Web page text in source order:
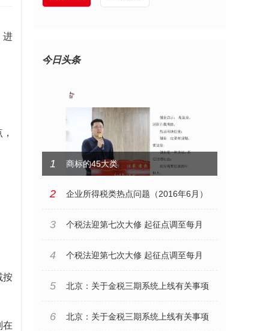
进
按
在
今日头条
1 商标的45大类
2 企业所得税类热点问题（2016年6月）
3 个税法迎第七次大修 起征点调至每月
4 个税法迎第七次大修 起征点调至每月
5 北京：关于金税三期系统上线有关事项
6 北京：关于金税三期系统上线有关事项